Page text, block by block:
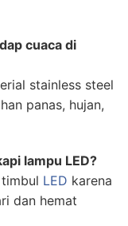
cuaca di
stainless steel
panas, hujan,
lampu LED?
LED karena
dan hemat